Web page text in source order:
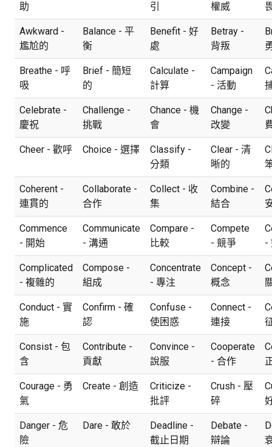
助
引
權威
Awkward -
尷尬的
Balance - 平
衡
Benefit - 好
處
Betray -
背叛
Breathe - 呼
吸
Brief - 簡短
的
Calculate -
計算
Campaign
- 活動
Celebrate -
慶祝
Challenge -
挑戰
Chance - 機
會
Change -
改變
Cheer - 歡呼 Choice - 選擇
Classify -
分類
Clear - 清
晰的
Coherent -
連貫的
Collaborate -
合作
Collect - 收
集
Combine -
結合
Commence
- 開始
Communicate
- 溝通
Compare -
比較
Compete
- 競爭
-
Complicated
- 複雜的
Compose -
組成
Concentrate
- 專注
Concept -
概念
Conduct - 實
施
Confirm - 確
認
Confuse -
使困惑
Connect -
連接
Consist - 包
含
Contribute -
貢獻
Convince -
說服
Cooperate
- 合作
Courage - 勇
氣
Create - 創造
Criticize -
批評
Crush - 壓
碎
Danger - 危
險
Dare - 敢於
Deadline -
截止日期
Debate -
辯論